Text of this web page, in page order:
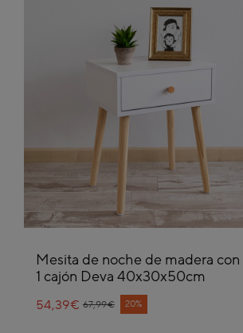
Mesita de noche de madera con
1 cajón Deva 40x30x50cm
Price reduced from
67,99€
to 20%
54,39€